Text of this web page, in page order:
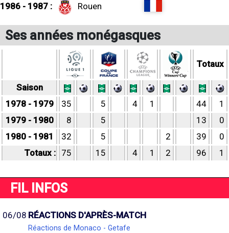
1986 - 1987 :
Rouen
Ses années monégasques
Totaux
Saison
1978 - 1979
35 5 4 1 44
1
1979 - 1980
8 5 13
0
1980 - 1981
32 5 2 39
0
Totaux : 75 15 4 1 2 96 1
FIL INFOS
06/08 RÉACTIONS D'APRÈS-MATCH
Réactions de Monaco - Getafe